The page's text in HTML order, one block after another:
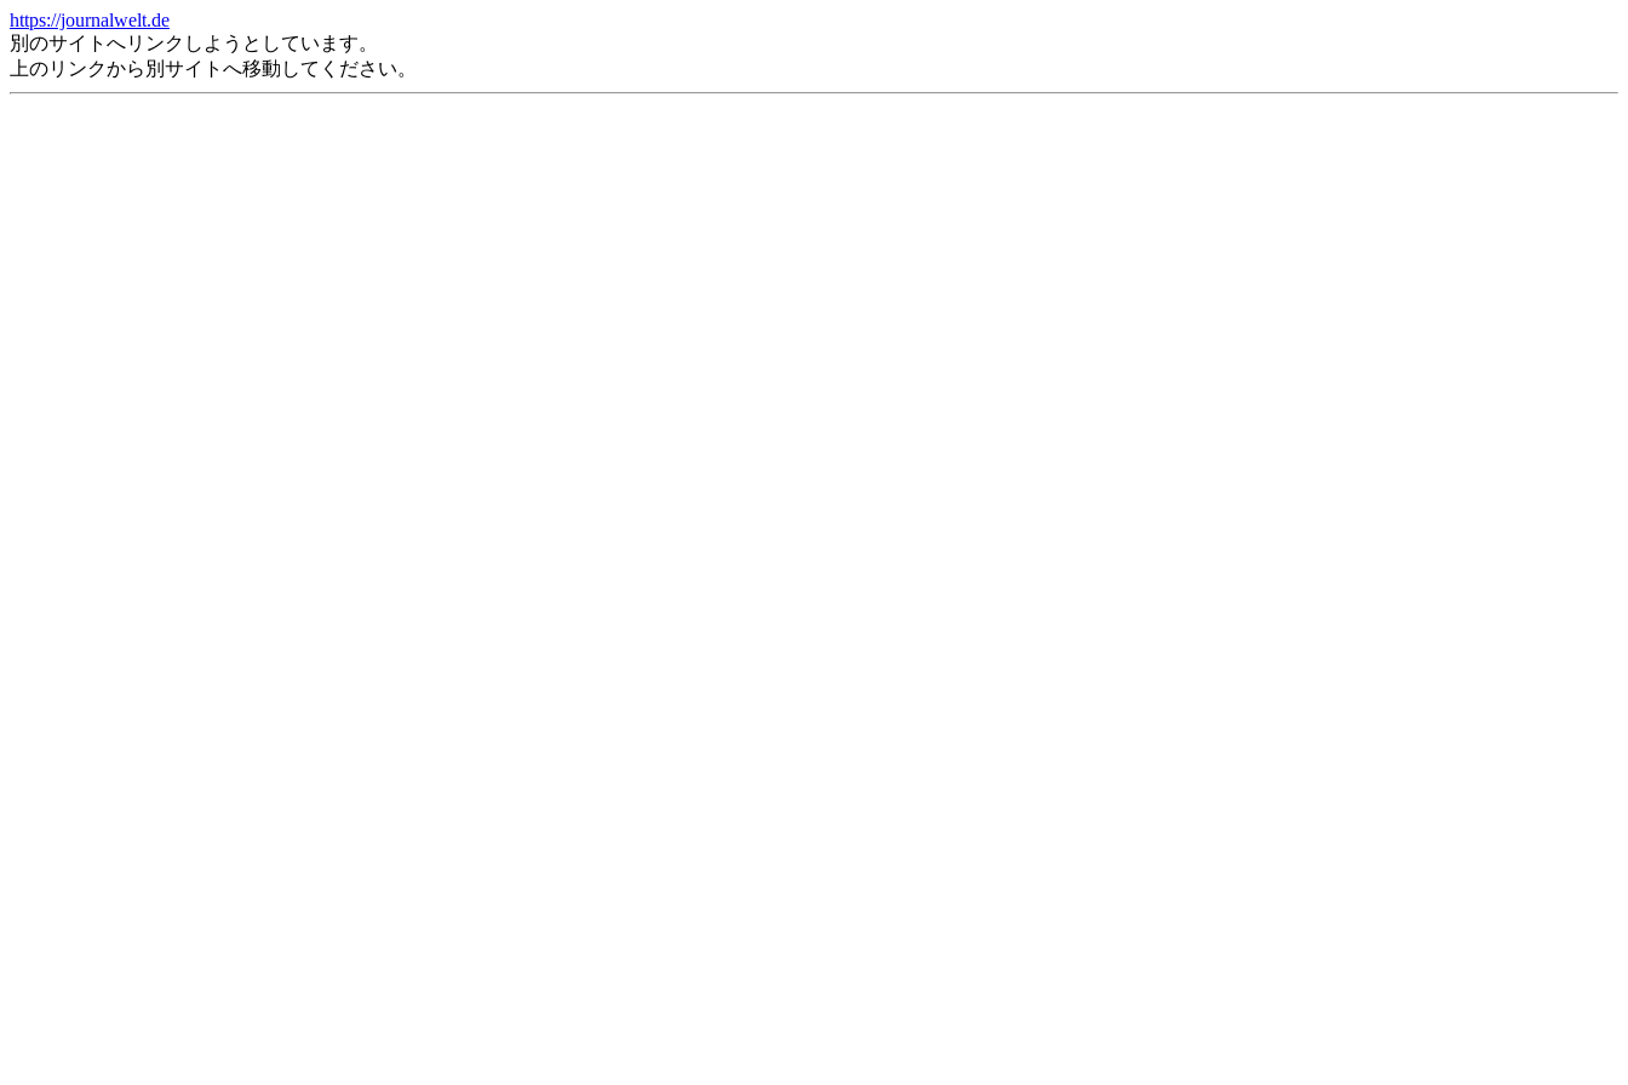
https://journalwelt.de
別のサイトへリンクしようとしています。
上のリンクから別サイトへ移動してください。